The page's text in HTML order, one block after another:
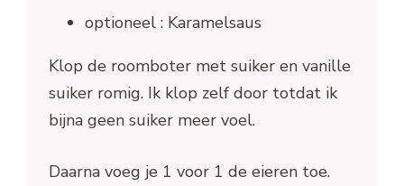
optioneel : Karamelsaus
Klop de roomboter met suiker en vanille
suiker romig. Ik klop zelf door totdat ik
bijna geen suiker meer voel.
Daarna voeg je 1 voor 1 de eieren toe.